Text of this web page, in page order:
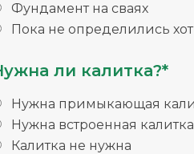
Фундамент на сваях
Пока не определились
ли калитка?*
Нужна примыкающая
Нужна встроенная калитка
Калитка не нужна